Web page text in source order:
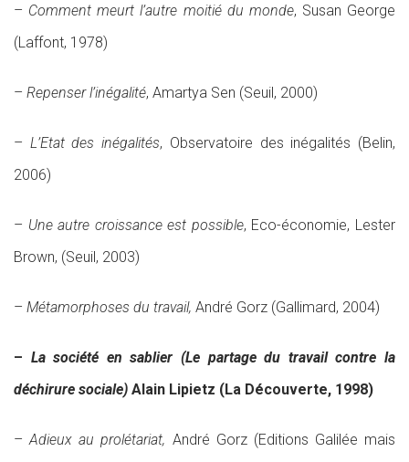
– Comment meurt l’autre moitié du monde, Susan George
(Laffont, 1978)
– Repenser l’inégalité, Amartya Sen (Seuil, 2000)
– L’Etat des inégalités, Observatoire des inégalités (Belin,
2006)
– Une autre croissance est possible, Eco-économie, Lester
Brown, (Seuil, 2003)
– Métamorphoses du travail, André Gorz (Gallimard, 2004)
– La société en sablier (Le partage du travail contre la
déchirure sociale) Alain Lipietz (La Découverte, 1998)
–Adieux au prolétariat, André Gorz (Editions Galilée mais